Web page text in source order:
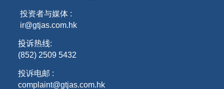
投资者与媒体 :
ir@gtjas.com.hk
投诉热线:
(852) 2509 5432
投诉电邮 :
complaint@gtjas.com.hk